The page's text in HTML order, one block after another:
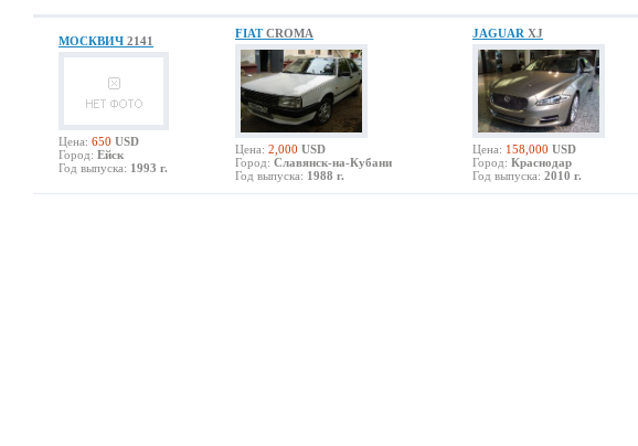
МОСКВИЧ 2141
Цена: 650 USD
Город: Ейск
Год выпуска: 1993 г.
FIATCROMA
Цена: 2,000 USD
Город: Славянск-на-Кубани
Год выпуска: 1988 г.
JAGUAR XJ
Цена: 158,000 USD
Город: Краснодар
Год выпуска: 2010 г.